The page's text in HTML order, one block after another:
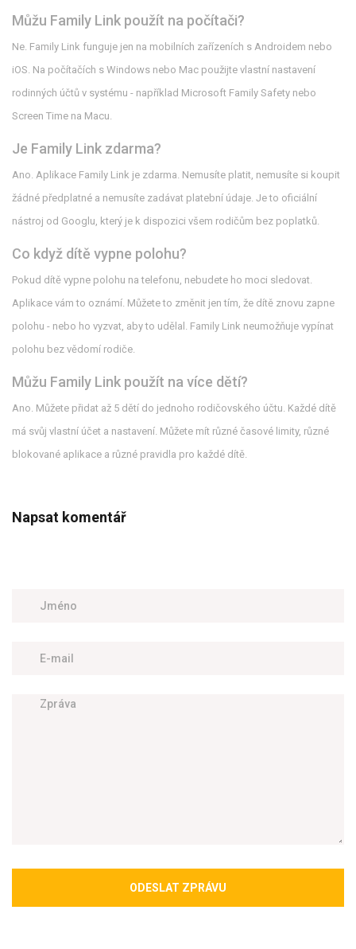
Můžu Family Link použít na počítači?
Ne. Family Link funguje jen na mobilních zařízeních s Androidem nebo
iOS. Na počítačích s Windows nebo Mac použijte vlastní nastavení
rodinných účtů v systému - například Microsoft Family Safety nebo
Screen Time na Macu.
Je Family Link zdarma?
Ano. Aplikace Family Link je zdarma. Nemusíte platit, nemusíte si koupit
žádné předplatné a nemusíte zadávat platební údaje. Je to oficiální
nástroj od Googlu, který je k dispozici všem rodičům bez poplatků.
Co když dítě vypne polohu?
Pokud dítě vypne polohu na telefonu, nebudete ho moci sledovat.
Aplikace vám to oznámí. Můžete to změnit jen tím, že dítě znovu zapne
polohu - nebo ho vyzvat, aby to udělal. Family Link neumožňuje vypínat
polohu bez vědomí rodiče.
Můžu Family Link použít na více dětí?
Ano. Můžete přidat až 5 dětí do jednoho rodičovského účtu. Každé dítě
má svůj vlastní účet a nastavení. Můžete mít různé časové limity, různé
blokované aplikace a různé pravidla pro každé dítě.
Napsat komentář
ODESLAT ZPRÁVU